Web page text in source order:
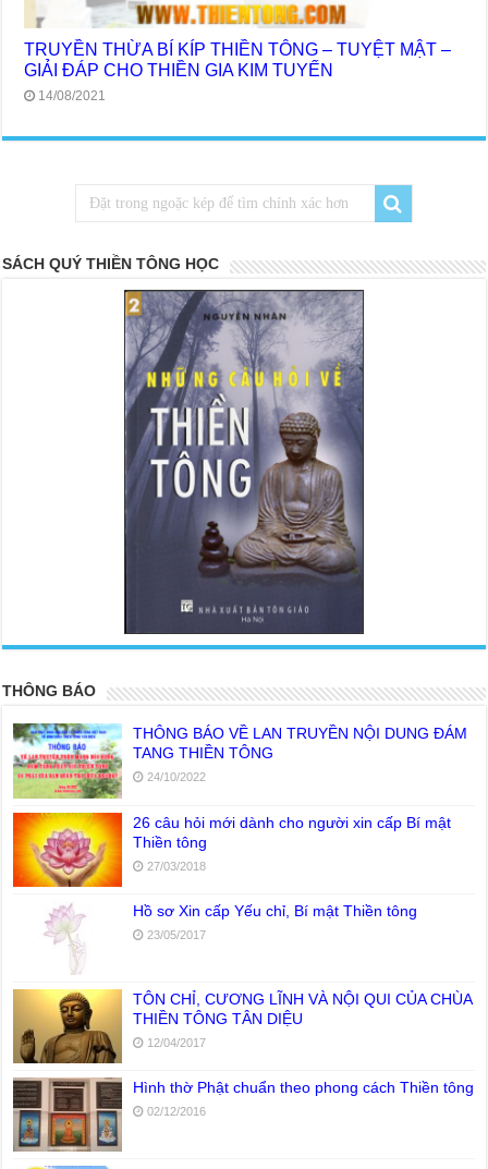
TRUYỀN THỪA BÍ KÍP THIỀN TÔNG – TUYỆT MẬT –
GIẢI ĐÁP CHO THIỀN GIA KIM TUYẾN
14/08/2021
SÁCH QUÝ THIỀN TÔNG HỌC
THÔNG BÁO
THÔNG BÁO VỀ LAN TRUYỀN NỘI DUNG ĐÁM
TANG THIỀN TÔNG
24/10/2022
26 câu hỏi mới dành cho người xin cấp Bí mật
Thiền tông
27/03/2018
Hồ sơ Xin cấp Yếu chỉ, Bí mật Thiền tông
23/05/2017
TÔN CHỈ, CƯƠNG LĨNH VÀ NỘI QUI CỦA CHÙA
THIỀN TÔNG TÂN DIỆU
12/04/2017
Hình thờ Phật chuẩn theo phong cách Thiền tông
02/12/2016